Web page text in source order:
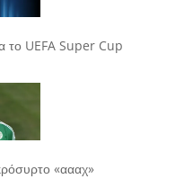
το UEFA Super Cup
«αααχ»